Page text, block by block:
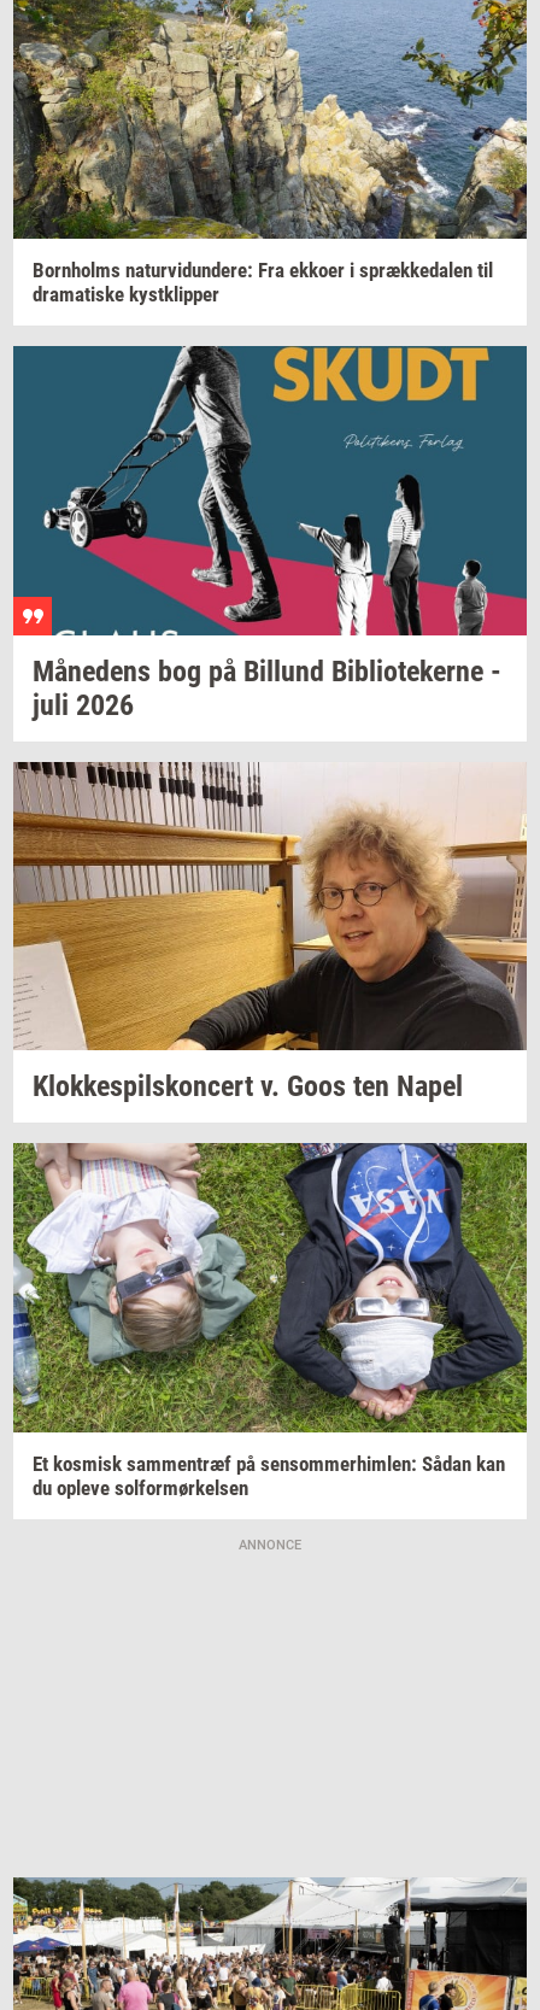
Born­holms na­tur­vi­dun­de­re: Fra ek­ko­er i spræk­ke­da­len til
dra­ma­ti­ske kyst­klip­per
Må­ne­dens bog på Bil­lund Bi­bli­o­te­ker­ne -
juli 2026
Klok­ke­spils­kon­cert v. Goos ten Napel
Et kos­misk sam­men­træf på sen­som­mer­him­len: Sådan kan
du op­le­ve sol­for­mør­kel­sen
ANNONCE